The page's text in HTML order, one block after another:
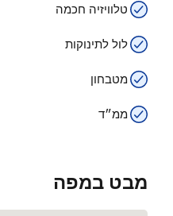
טלוויזיה חכמה
לול לתינוקות
מטבחון
ממ״ד
מבט במפה